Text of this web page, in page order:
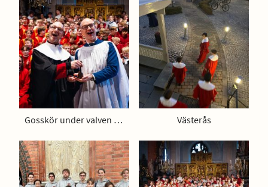
Gosskör under valven 2025 Västerås